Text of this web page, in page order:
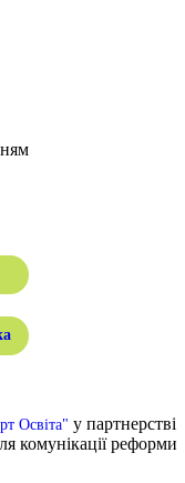
Освіта" у партнерстві
комунікації реформи